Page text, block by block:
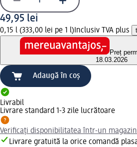
49,95 lei
0,15 l (333,00 lei pe 1 l) Inclusiv TVA plus
Preț
18.03.2026
Adaugă în coș
Livrabil
Livrare standard 1-3 zile lucrătoare
Verificați disponibilitatea într-un
Livrare gratuită la orice comandă